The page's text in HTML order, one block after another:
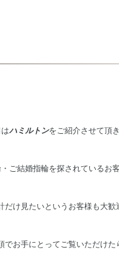
ハミルトンをご紹介させて頂き
ご結婚指輪を探されているお
だけ見たいというお客様も大歓
でお手にとってご覧いただけた